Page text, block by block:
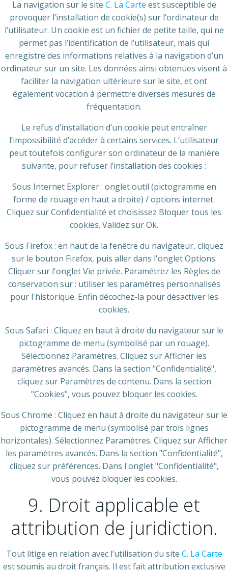
La navigation sur le site C. La Carte est susceptible de
provoquer l’installation de cookie(s) sur l’ordinateur de
l’utilisateur. Un cookie est un fichier de petite taille, qui ne
permet pas l’identification de l’utilisateur, mais qui
enregistre des informations relatives à la navigation d’un
ordinateur sur un site. Les données ainsi obtenues visent à
faciliter la navigation ultérieure sur le site, et ont
également vocation à permettre diverses mesures de
fréquentation.
Le refus d’installation d’un cookie peut entraîner
l’impossibilité d’accéder à certains services. L’utilisateur
peut toutefois configurer son ordinateur de la manière
suivante, pour refuser l’installation des cookies :
Sous Internet Explorer : onglet outil (pictogramme en
forme de rouage en haut a droite) / options internet.
Cliquez sur Confidentialité et choisissez Bloquer tous les
cookies. Validez sur Ok.
Sous Firefox : en haut de la fenêtre du navigateur, cliquez
sur le bouton Firefox, puis aller dans l'onglet Options.
Cliquer sur l'onglet Vie privée. Paramétrez les Règles de
conservation sur : utiliser les paramètres personnalisés
pour l'historique. Enfin décochez-la pour désactiver les
cookies.
Sous Safari : Cliquez en haut à droite du navigateur sur le
pictogramme de menu (symbolisé par un rouage).
Sélectionnez Paramètres. Cliquez sur Afficher les
paramètres avancés. Dans la section "Confidentialité",
cliquez sur Paramètres de contenu. Dans la section
"Cookies", vous pouvez bloquer les cookies.
Sous Chrome : Cliquez en haut à droite du navigateur sur le
pictogramme de menu (symbolisé par trois lignes
horizontales). Sélectionnez Paramètres. Cliquez sur Afficher
les paramètres avancés. Dans la section "Confidentialité",
cliquez sur préférences. Dans l'onglet "Confidentialité",
vous pouvez bloquer les cookies.
9. Droit applicable et
attribution de juridiction.
Tout litige en relation avec l’utilisation du site C. La Carte
est soumis au droit français. Il est fait attribution exclusive